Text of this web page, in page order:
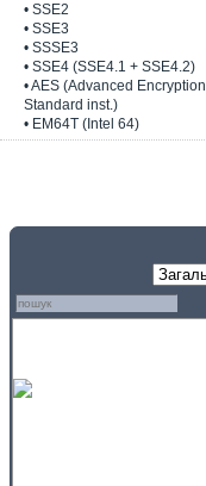
• SSE2
• SSE3
• SSSE3
• SSE4 (SSE4.1 + SSE4.2)
• AES (Advanced Encryption
Standard inst.)
• EM64T (Intel 64)